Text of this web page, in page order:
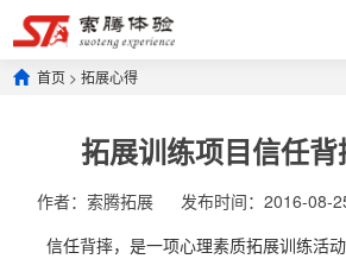
首页 >拓展心得
拓展训练项目信任
作者：索腾拓展 发布时间：2016-08-
信任背摔，是一项心理素质拓展训练活